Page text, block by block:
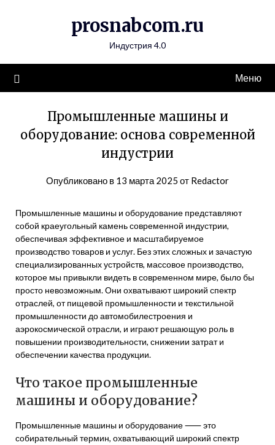
prosnabcom.ru
Индустрия 4.0
Меню
Промышленные машины и
оборудование: основа современной
индустрии
Опубликовано в 13 марта 2025 от Redactor
Промышленные машины и оборудование представляют
собой краеугольный камень современной индустрии,
обеспечивая эффективное и масштабируемое
производство товаров и услуг. Без этих сложных и зачастую
специализированных устройств, массовое производство,
которое мы привыкли видеть в современном мире, было бы
просто невозможным. Они охватывают широкий спектр
отраслей, от пищевой промышленности и текстильной
промышленности до автомобилестроения и
аэрокосмической отрасли, и играют решающую роль в
повышении производительности, снижении затрат и
обеспечении качества продукции.
Что такое промышленные
машины и оборудование?
Промышленные машины и оборудование ⸺ это
собирательный термин, охватывающий широкий спектр